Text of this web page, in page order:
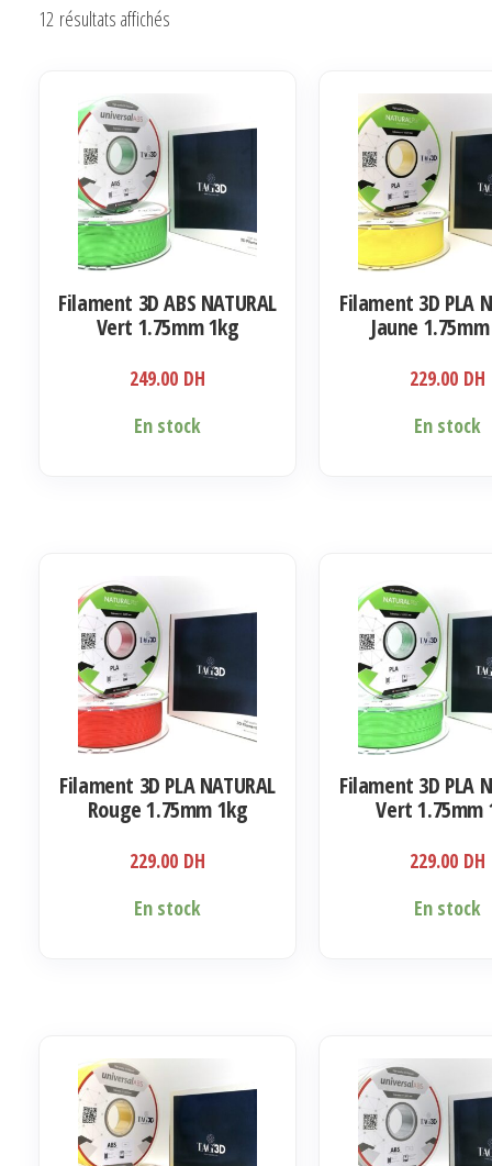
12 résultats affichés
au
plus
ancien
Filament 3D ABS NATURAL
Vert 1.75mm 1kg
249.00 DH
En stock
Filament 3D PLA
Jaune
229.00 DH
En stock
Filament 3D PLA NATURAL
Rouge 1.75mm 1kg
229.00 DH
En stock
Filament 3D PLA
Vert 1.75mm
229.00 DH
En stock